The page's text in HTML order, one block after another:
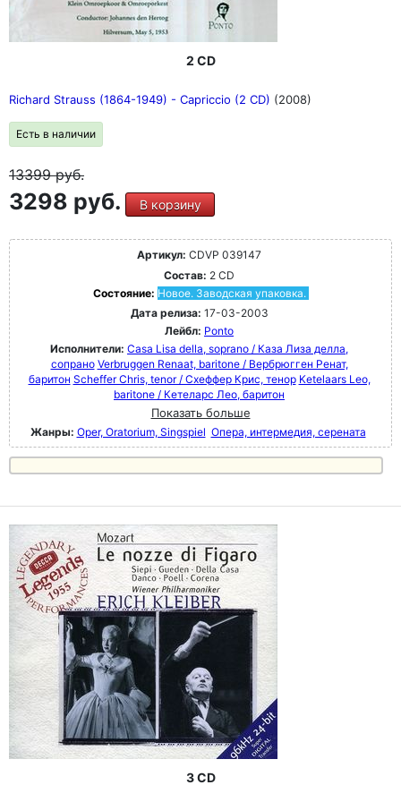
2 CD
Richard Strauss (1864-1949) - Capriccio (2 CD) (2008)
Есть в наличии
13399руб.
3298 руб. В корзину
Артикул: CDVP 039147
Состав: 2 CD
Состояние: Новое. Заводская упаковка.
Дата релиза: 17-03-2003
Лейбл: Ponto
Исполнители: Casa Lisa della, soprano / Каза Лиза делла,
сопрано Verbruggen Renaat, baritone / Вербрюгген Ренат,
баритон Scheffer Chris, tenor / Схеффер Крис, тенор Ketelaars Leo,
baritone / Кетеларс Лео, баритон
Показать больше
Жанры: Oper, Oratorium, Singspiel Опера, интермедия, серената
3 CD